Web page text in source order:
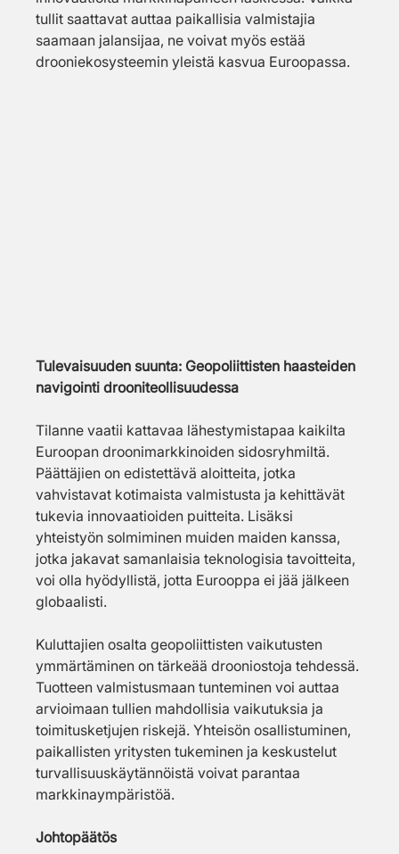
tullit saattavat auttaa paikallisia valmistajia
saamaan jalansijaa, ne voivat myös estää
drooniekosysteemin yleistä kasvua Euroopassa.
Tulevaisuuden suunta: Geopoliittisten haasteiden
navigointi drooniteollisuudessa
Tilanne vaatii kattavaa lähestymistapaa kaikilta
Euroopan droonimarkkinoiden sidosryhmiltä.
Päättäjien on edistettävä aloitteita, jotka
vahvistavat kotimaista valmistusta ja kehittävät
tukevia innovaatioiden puitteita. Lisäksi
yhteistyön solmiminen muiden maiden kanssa,
jotka jakavat samanlaisia teknologisia tavoitteita,
voi olla hyödyllistä, jotta Eurooppa ei jää jälkeen
globaalisti.
Kuluttajien osalta geopoliittisten vaikutusten
ymmärtäminen on tärkeää drooniostoja tehdessä.
Tuotteen valmistusmaan tunteminen voi auttaa
arvioimaan tullien mahdollisia vaikutuksia ja
toimitusketjujen riskejä. Yhteisön osallistuminen,
paikallisten yritysten tukeminen ja keskustelut
turvallisuuskäytännöistä voivat parantaa
markkinaympäristöä.
Johtopäätös